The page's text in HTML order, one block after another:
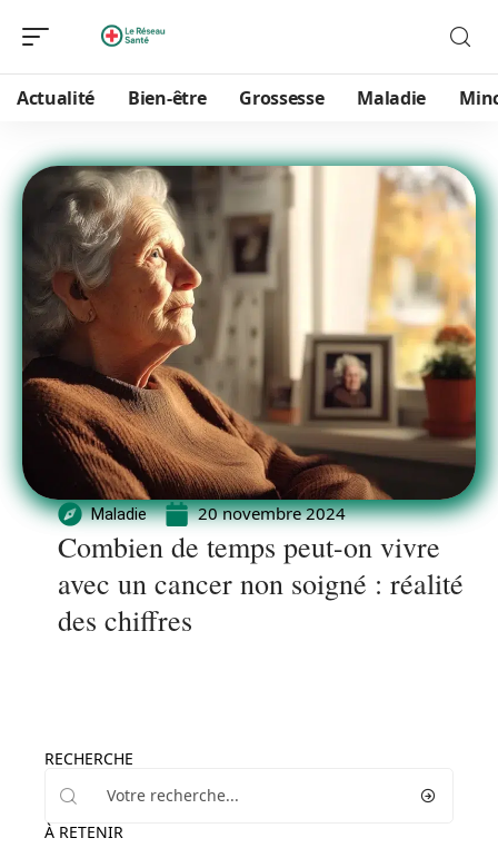
Actualité Bien-être Grossesse Maladie
Maladie 20 novembre 2024
Combien de temps peut-on vivre
avec un cancer non soigné : réalité
des chiffres
RECHERCHE
À RETENIR